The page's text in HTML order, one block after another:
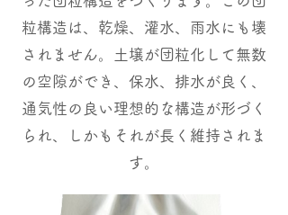
粒構造は、乾燥、灌水、雨水にも壊
されません。土壌が団粒化して無数
の空隙ができ、保水、排水が良く、
通気性の良い理想的な構造が形づく
られ、しかもそれが長く維持されま
す。